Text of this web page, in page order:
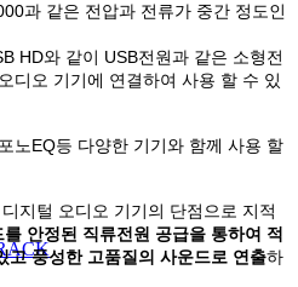
과 같은 전압과 전류가 중간 정도인
HD와 같이 USB전원과 같은 소형전
디오 기기에 연결하여 사용 할 수 있
노EQ등 다양한 기기와 함께 사용 할
지털 오디오 기기의 단점으로 지적
안정된 직류전원 공급을 통하여 적
고 풍성한 고품질의 사운드로 연출하